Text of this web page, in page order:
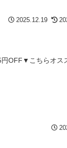
2025.12.19
OFF▼こちらオス